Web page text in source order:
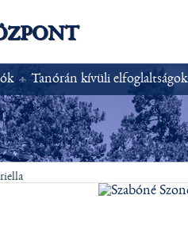
Tanórán kívüli elfoglaltságok